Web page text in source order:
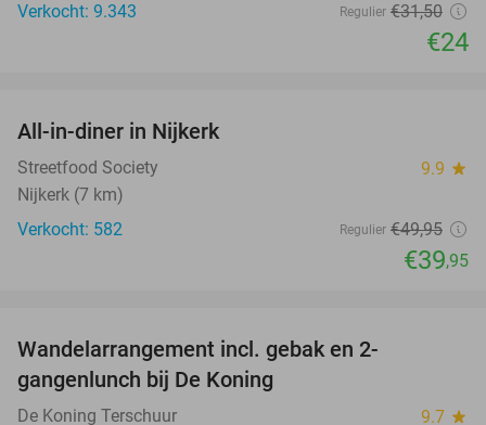
Verkocht: 9.343
Regulier €31,50
€24
All-in-diner in Nijkerk
Streetfood Society 9.9 star
Nijkerk (7 km)
Verkocht: 582
Regulier €49,95
€39,95
Wandelarrangement incl. gebak en 2-
gangenlunch bij De Koning
De Koning Terschuur 9.7 star